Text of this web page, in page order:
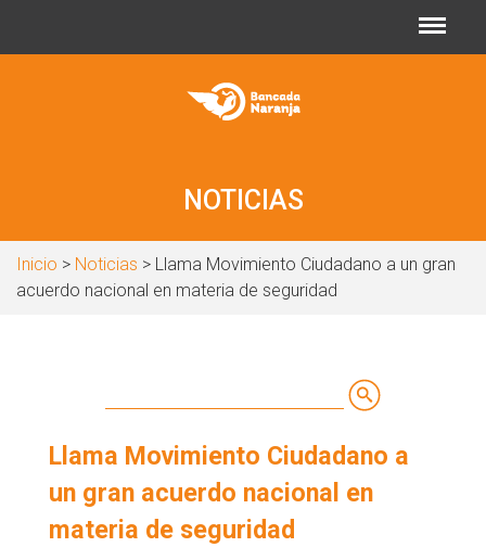
NOTICIAS
Inicio > Noticias > Llama Movimiento Ciudadano a un gran
acuerdo nacional en materia de seguridad
de
búsqueda
Llama Movimiento Ciudadano a
un gran acuerdo nacional en
materia de seguridad